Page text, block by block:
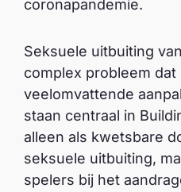
coronapandemie.
Seksuele uitbuiting
complex probleem dat
veelomvattende
staan centraal in
alleen als kwetsbare
seksuele uitbuiting,
spelers bij het